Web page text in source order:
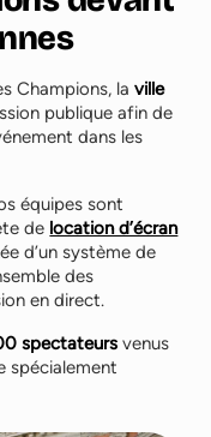
Champions, la ville
publique afin de
dans les
équipes sont
de location d’écran
d’un système de
des
en direct.
spectateurs venus
spécialement